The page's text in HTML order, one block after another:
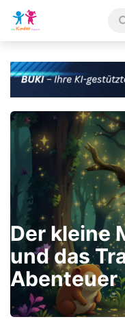
Der kleine
und das
Abenteuer